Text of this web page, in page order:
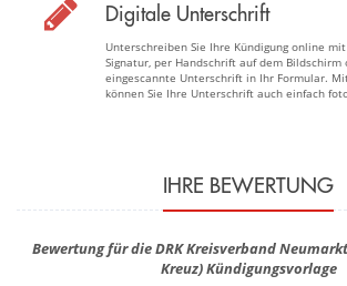
Digitale Unterschrift
Unterschreiben Sie Ihre Kündigung online
Signatur, per Handschrift auf dem Bildschirm
eingescannte Unterschrift in Ihr Formular.
können Sie Ihre Unterschrift auch einfach
IHRE BEWERTUNG
Bewertung für die DRK Kreisverband
Kreuz) Kündigungsvorlage